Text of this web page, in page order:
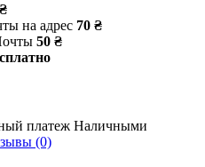
на адрес 70 ₴
50 ₴
платеж Наличными
(0)